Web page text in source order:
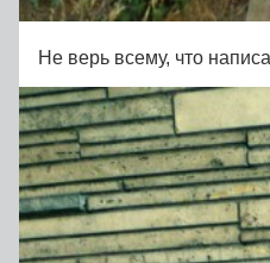
Не верь всему, что